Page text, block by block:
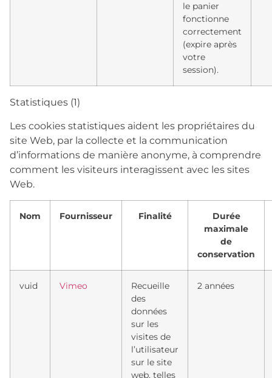
le panier
fonctionne
correctement
(expire après
votre
session).
Statistiques (1)
Les cookies statistiques aident les propriétaires du
site Web, par la collecte et la communication
d’informations de manière anonyme, à comprendre
comment les visiteurs interagissent avec les sites
Web.
Nom Fournisseur Finalité
Durée
maximale
de
conservation
vuid Vimeo
Recueille
des
données
sur les
visites de
l’utilisateur
sur le site
web, telles
2 années